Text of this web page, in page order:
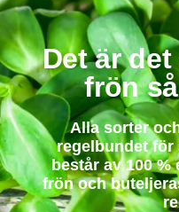
Det är
frön
Alla sorter
regelbundet för
består av 100
frön och